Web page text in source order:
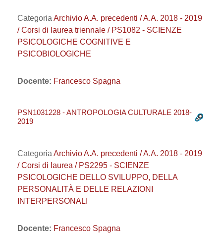
Categoria Archivio A.A. precedenti / A.A. 2018 - 2019
/ Corsi di laurea triennale / PS1082 - SCIENZE
PSICOLOGICHE COGNITIVE E
PSICOBIOLOGICHE
Docente: Francesco Spagna
PSN1031228 - ANTROPOLOGIA CULTURALE 2018-
2019
Categoria Archivio A.A. precedenti / A.A. 2018 - 2019
/ Corsi di laurea / PS2295 - SCIENZE
PSICOLOGICHE DELLO SVILUPPO, DELLA
PERSONALITÀ E DELLE RELAZIONI
INTERPERSONALI
Docente: Francesco Spagna